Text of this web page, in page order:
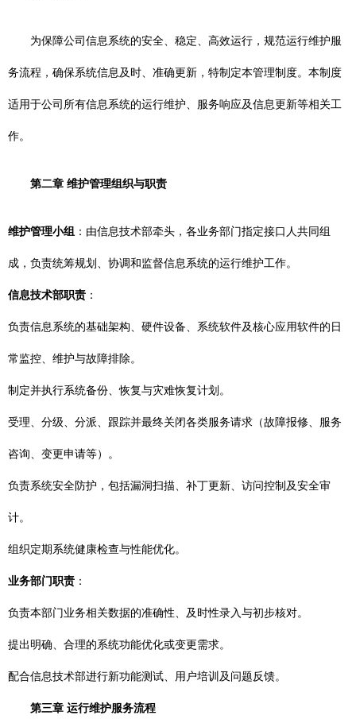
为保障公司信息系统的安全、稳定、高效运行，规范运行维护服
务流程，确保系统信息及时、准确更新，特制定本管理制度。本制度
适用于公司所有信息系统的运行维护、服务响应及信息更新等相关工
作。
第二章 维护管理组织与职责
维护管理小组 ：由信息技术部牵头，各业务部门指定接口人共同组
成，负责统筹规划、协调和监督信息系统的运行维护工作。
信息技术部职责 ：
负责信息系统的基础架构、硬件设备、系统软件及核心应用软件的日
常监控、维护与故障排除。
制定并执行系统备份、恢复与灾难恢复计划。
受理、分级、分派、跟踪并最终关闭各类服务请求（故障报修、服务
咨询、变更申请等）。
负责系统安全防护，包括漏洞扫描、补丁更新、访问控制及安全审
计。
组织定期系统健康检查与性能优化。
业务部门职责 ：
负责本部门业务相关数据的准确性、及时性录入与初步核对。
提出明确、合理的系统功能优化或变更需求。
配合信息技术部进行新功能测试、用户培训及问题反馈。
第三章 运行维护服务流程